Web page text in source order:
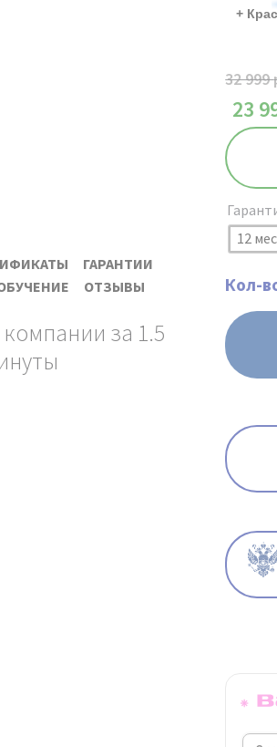
+
32 999
23
12
Кол-
ГАРАНТИИ
ОТЗЫВЫ
за 1.5